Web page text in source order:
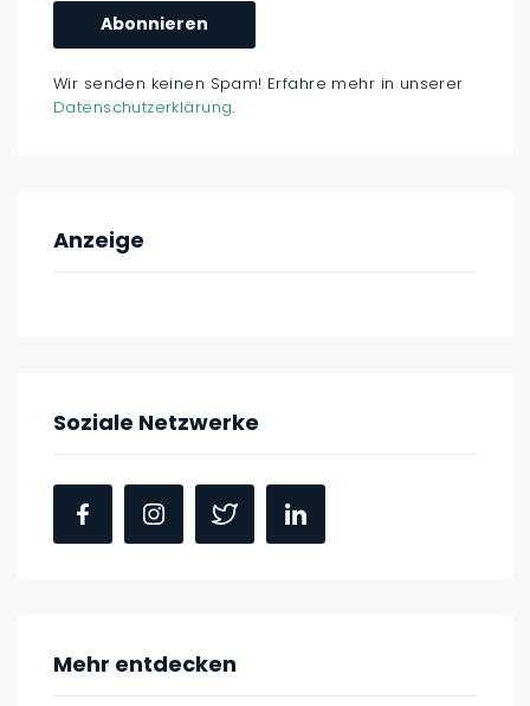
Wir senden keinen Spam! Erfahre mehr in unserer
Datenschutzerklärung.
Anzeige
Soziale Netzwerke
Mehr entdecken